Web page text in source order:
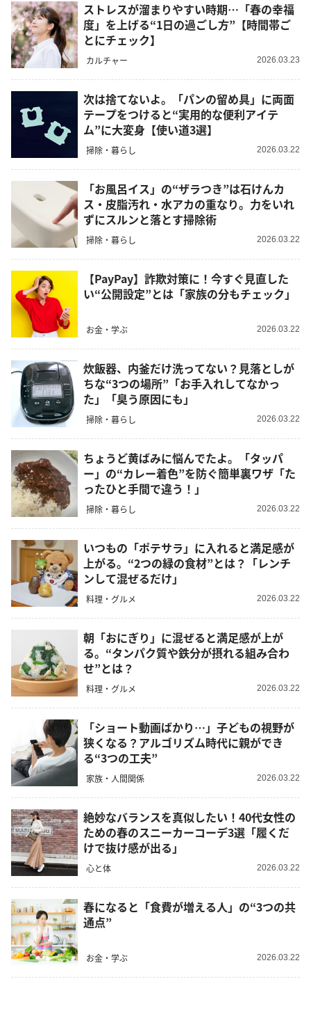
ストレスが溜まりやすい時期…「春の幸福
度」を上げる“1日の過ごし方”【時間帯ご
とにチェック】
カルチャー 2026.03.23
次は捨てないよ。「パンの留め具」に両面
テープをつけると“実用的な便利アイテ
ム”に大変身【使い道3選】
掃除・暮らし 2026.03.22
「お風呂イス」の“ザラつき”は石けんカ
ス・皮脂汚れ・水アカの重なり。力をいれ
ずにスルンと落とす掃除術
掃除・暮らし 2026.03.22
【PayPay】詐欺対策に！今すぐ見直した
い“公開設定”とは「家族の分もチェック」
お金・学ぶ 2026.03.22
炊飯器、内釜だけ洗ってない？見落としが
ちな“3つの場所”「お手入れしてなかっ
た」「臭う原因にも」
掃除・暮らし 2026.03.22
ちょうど黄ばみに悩んでたよ。「タッパ
ー」の“カレー着色”を防ぐ簡単裏ワザ「た
ったひと手間で違う！」
掃除・暮らし 2026.03.22
いつもの「ポテサラ」に入れると満足感が
上がる。“2つの緑の食材”とは？「レンチ
ンして混ぜるだけ」
料理・グルメ 2026.03.22
朝「おにぎり」に混ぜると満足感が上が
る。“タンパク質や鉄分が摂れる組み合わ
せ”とは？
料理・グルメ 2026.03.22
「ショート動画ばかり…」子どもの視野が
狭くなる？アルゴリズム時代に親ができ
る“3つの工夫”
家族・人間関係 2026.03.22
絶妙なバランスを真似したい！40代女性の
ための春のスニーカーコーデ3選「履くだ
けで抜け感が出る」
心と体 2026.03.22
春になると「食費が増える人」の“3つの共
通点”
お金・学ぶ 2026.03.22